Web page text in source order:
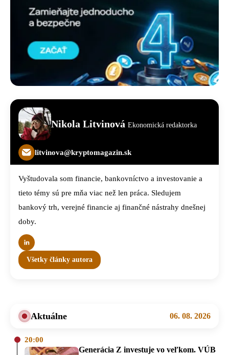
Nikola Litvinová Ekonomická redaktorka
litvinova@kryptomagazin.sk
Vyštudovala som financie, bankovníctvo a investovanie a
tieto témy sú pre mňa viac než len práca. Sledujem
bankový trh, verejné financie aj finančné nástrahy dnešnej
doby.
Všetky články autora
Aktuálne 06. 08. 2026
20:00
Generácia Z investuje vo veľkom. VÚB